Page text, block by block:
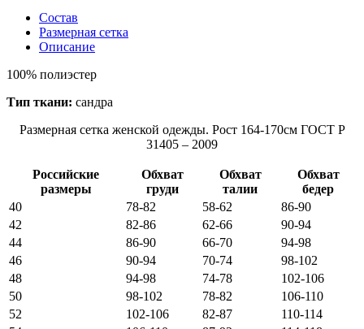
Состав
Размерная сетка
Описание
100% полиэстер
Тип ткани: сандра
Размерная сетка женской одежды. Рост 164-170см ГОСТ Р
31405 – 2009
Российские
размеры
Обхват
груди
Обхват
талии
Обхват
бедер
40
78-82 58-62
86-90
42
82-86 62-66
90-94
44
86-90 66-70
94-98
46
90-94 70-74
98-102
48
94-98 74-78
102-106
50
98-102 78-82
106-110
52
102-106 82-87
110-114